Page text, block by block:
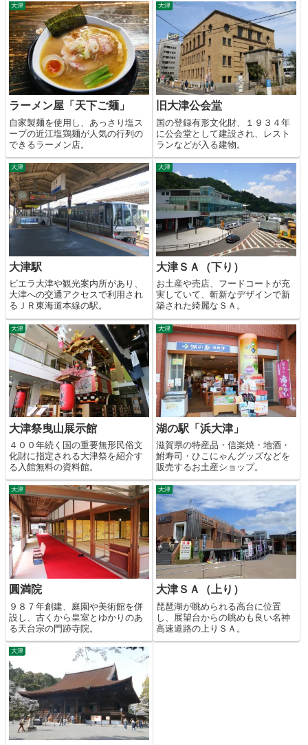
大津
ラーメン屋「天下ご麺」
自家製麺を使用し、あっさり塩ス
ープの近江塩鶏麺が人気の行列の
できるラーメン店。
大津
旧大津公会堂
国の登録有形文化財、１９３４年
に公会堂として建設され、レスト
ランなどが入る建物。
大津
大津駅
ビエラ大津や観光案内所があり、
大津への交通アクセスで利用され
るＪＲ東海道本線の駅。
大津
大津ＳＡ（下り）
お土産や売店、フードコートが充
実していて、斬新なデザインで新
築された綺麗なＳＡ。
大津
大津祭曳山展示館
４００年続く国の重要無形民俗文
化財に指定される大津祭を紹介す
る入館無料の資料館。
大津
湖の駅「浜大津」
滋賀県の特産品・信楽焼・地酒・
鮒寿司・ひこにゃんグッズなどを
販売するお土産ショップ。
大津
圓満院
９８７年創建、庭園や美術館を併
設し、古くから皇室とゆかりのあ
る天台宗の門跡寺院。
大津
大津ＳＡ（上り）
琵琶湖が眺められる高台に位置
し、展望台からの眺めも良い名神
高速道路の上りＳＡ。
大津